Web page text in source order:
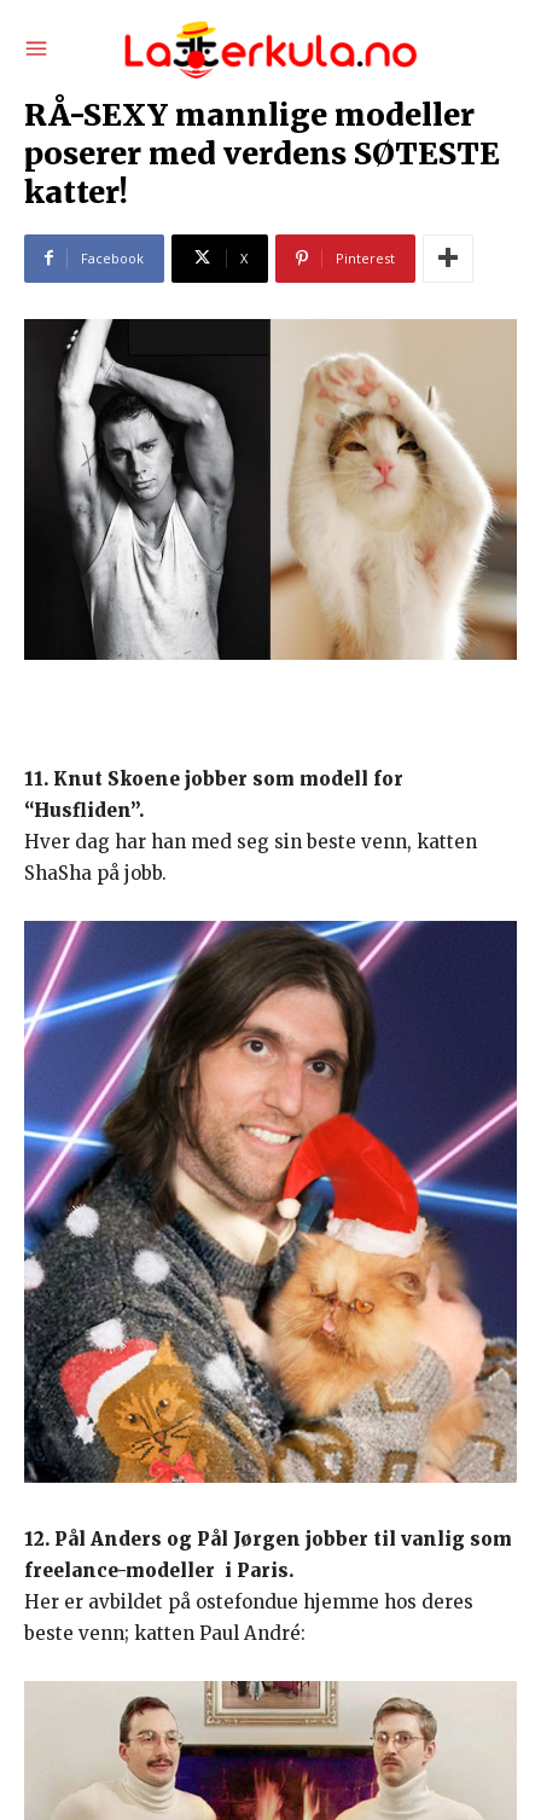
RÅ-SEXY mannlige modeller
poserer med verdens SØTESTE
katter!
Facebook X Pinterest
11. Knut Skoene jobber som modell for
“Husfliden”.
Hver dag har han med seg sin beste venn, katten
ShaSha på jobb.
12. Pål Anders og Pål Jørgen jobber til vanlig som
freelance-modeller i Paris.
Her er avbildet på ostefondue hjemme hos deres
beste venn; katten Paul André: